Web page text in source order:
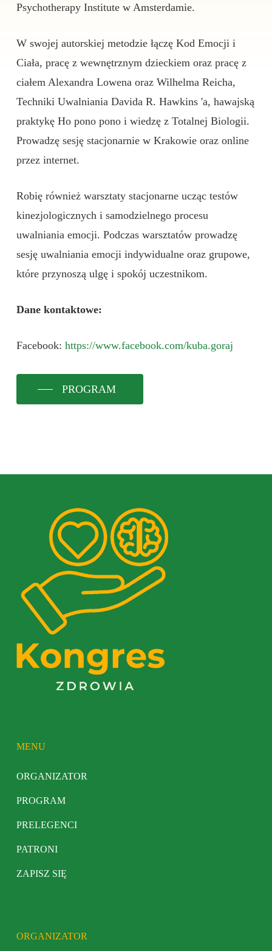
Psychotherapy Institute w Amsterdamie.
W swojej autorskiej metodzie łączę Kod Emocji i
Ciała, pracę z wewnętrznym dzieckiem oraz pracę z
ciałem Alexandra Lowena oraz Wilhelma Reicha,
Techniki Uwalniania Davida R. Hawkins 'a, hawajską
praktykę Ho pono pono i wiedzę z Totalnej Biologii.
Prowadzę sesję stacjonarnie w Krakowie oraz online
przez internet.
Robię również warsztaty stacjonarne ucząc testów
kinezjologicznych i samodzielnego procesu
uwalniania emocji. Podczas warsztatów prowadzę
sesję uwalniania emocji indywidualne oraz grupowe,
które przynoszą ulgę i spokój uczestnikom.
Dane kontaktowe:
Facebook: https://www.facebook.com/kuba.goraj
PROGRAM
MENU
ORGANIZATOR
PROGRAM
PRELEGENCI
PATRONI
ZAPISZ SIĘ
ORGANIZATOR